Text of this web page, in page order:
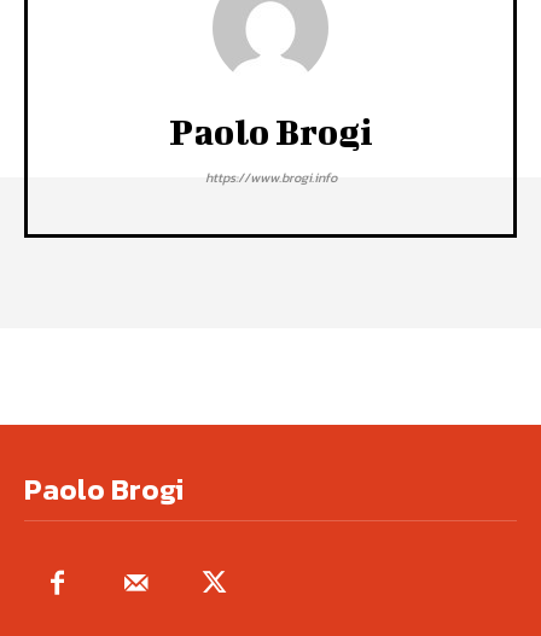
Paolo Brogi
https://www.brogi.info
Paolo Brogi